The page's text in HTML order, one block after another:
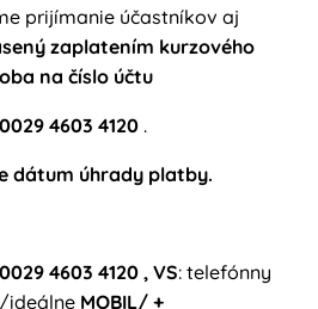
prijímanie účastníkov aj
zaplatením kurzového
na číslo účtu
4603 4120 .
dátum úhrady platby.
4603 4120 , VS: telefónny
ideálne MOBIL/ +